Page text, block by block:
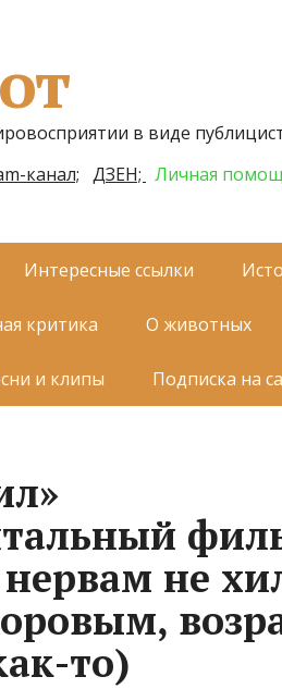
в виде
канал; ДЗЕН; Личная
Интересные ссылки
критика О животных
и клипы Подписка на
не
то)